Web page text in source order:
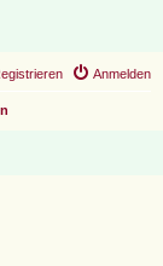
Anmelden